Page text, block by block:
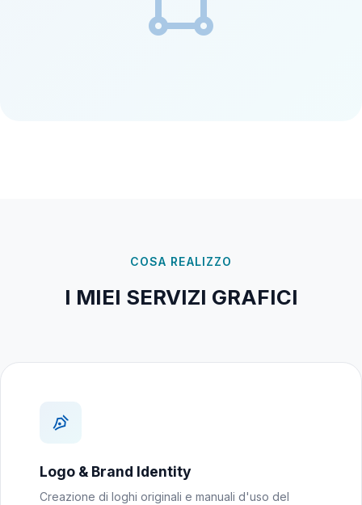
COSA REALIZZO
I MIEI SERVIZI GRAFICI
Logo & Brand Identity
Creazione di loghi originali e manuali d'uso del